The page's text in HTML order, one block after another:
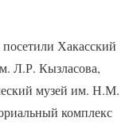
Хакасский
Л.Р. Кызласова,
музей им. Н.М.
комплекс